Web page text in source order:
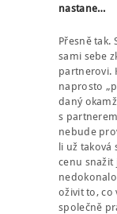
nastane…
Přesně tak.
sami sebe
partnerovi.
naprosto
daný
s
nebude
li už taková
cenu snažit
oživit to, co
společně